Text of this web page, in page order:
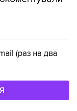
(раз на два